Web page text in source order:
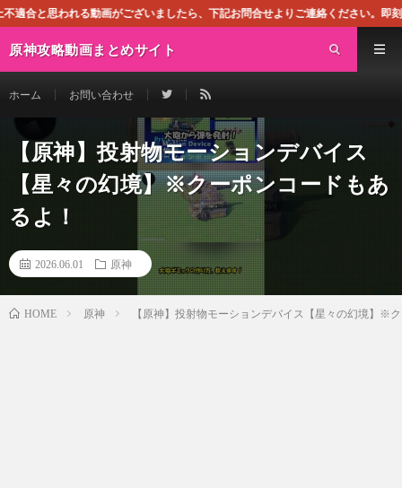
ございましたら、下記お問合せよりご連絡ください。即刻対処させて頂き
原神攻略動画まとめサイト
ホーム お問い合わせ
【原神】投射物モーションデバイス
【星々の幻境】※クーポンコードもあ
るよ！
2026.06.01 原神
HOME 原神 【原神】投射物モーションデバイス【星々の幻境】※